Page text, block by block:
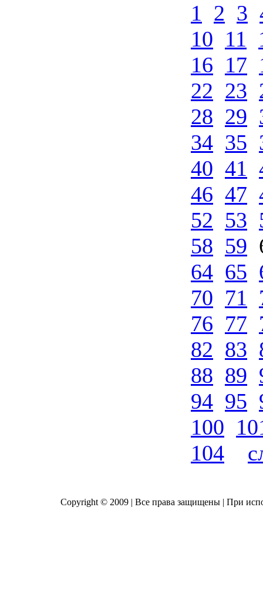
1 2 3
10 11
16 17
22 23
28 29
34 35
40 41
46 47
52 53
58 59
64 65
70 71
76 77
82 83
88 89
94 95
100
104
Copyright © 2009 | Все права защищены | При